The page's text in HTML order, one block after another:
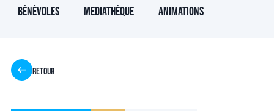
Bénévoles Mediathèque Animations
Retour